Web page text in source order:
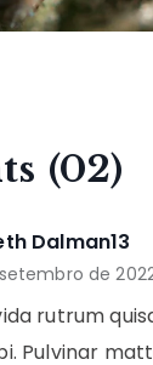
(02)
Dalman13
de
rutrum
Pulvinar